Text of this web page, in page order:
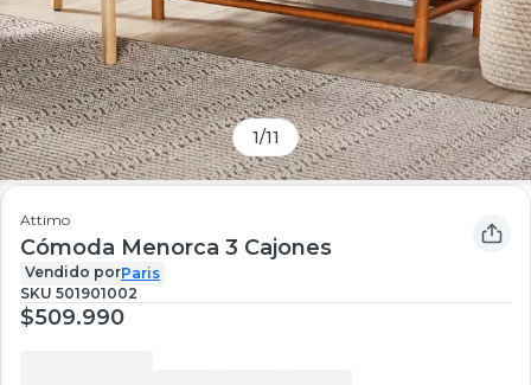
1/11
Attimo
Cómoda Menorca 3 Cajones
Vendido porParis
SKU 501901002
$509.990